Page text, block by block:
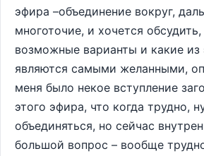
эфира –объединение вокруг,
многоточие, и хочется
возможные варианты и какие из
являются самыми желанными,
меня было некое вступление
этого эфира, что когда трудно,
объединяться, но сейчас
большой вопрос – вообще